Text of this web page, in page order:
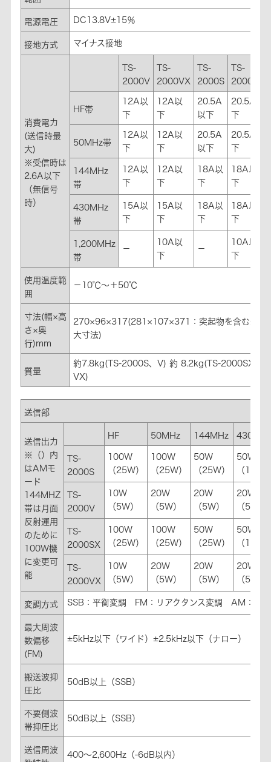
電源電圧 DC13.8V±15％
接地方式 マイナス接地
消費電力
(送信時最
大)
※受信時は
2.6A以下
（無信号
時）
TS-
2000V
TS-
2000VX
TS-
2000S
TS-
2000SX
HF帯
12A以
下
12A以
下
20.5A
以下
20.5A以
下
50MHz帯
12A以
下
12A以
下
20.5A
以下
20.5A以
下
144MHz
帯
12A以
下
12A以
下
18A以
下
18A以
下
430MHz
帯
15A以
下
15A以
下
18A以
下
18A以
下
1,200MHz
帯
－
10A以
下
－
10A以
下
使用温度範
囲
－10℃～＋50℃
寸法(幅×高
さ×奥
行)mm
270×96×317(281×107×371：突起物を含む最
大寸法)
質量
約7.8kg(TS-2000S、V) 約 8.2kg(TS-2000SX、
VX)
送信部
送信出力
※（）内
はAMモ
ード
144MHZ
帯は月面
反射運用
のために
100W機
に変更可
能
HF 50MHz 144MHz
TS-
2000S
100W
（25W）
100W
（25W）
50W
（25W）
50W
（
TS-
2000V
10W
（5W）
20W
（5W）
20W
（5W）
20W
（5W）
TS-
2000SX
100W
（25W）
100W
（25W）
50W
（25W）
50W
（
TS-
2000VX
10W
（5W）
20W
（5W）
20W
（5W）
20W
（5W）
変調方式 SSB：平衡変調 FM：リアクタンス変調 AM：低
最大周波
数偏移
(FM)
±5kHz以下（ワイド）±2.5kHz以下（ナロー）
搬送波抑
圧比
50dB以上（SSB）
不要側波
帯抑圧比
50dB以上（SSB）
送信周波
400～2,600Hz（-6dB以内）